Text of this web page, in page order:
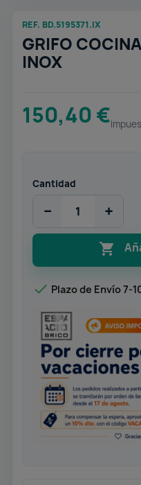
REF. BD.5195371.IX
GRIFO
INOX
150,40 €
Cantidad
− +

 Plazo de Envío 7-